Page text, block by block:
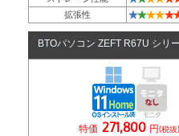
拡張性 ★★★★★
BTOパソコン ZEFT R67U シリ
特価 271,800 円(税抜